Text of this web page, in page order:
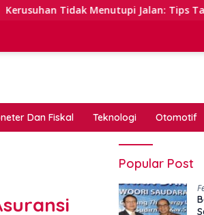
Jalan: Tips Tanggap yang
Dan Fiskal Teknologi Otomotif
Popular Post